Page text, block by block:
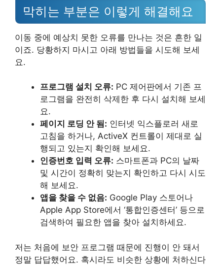
막히는 부분은 이렇게 해결해요
이동 중에 예상치 못한 오류를 만나는 것은 흔한 일
이죠. 당황하지 마시고 아래 방법들을 시도해 보세
요.
프로그램 설치 오류: PC 제어판에서 기존 프
로그램을 완전히 삭제한 후 다시 설치해 보세
요.
페이지 로딩 안 됨: 인터넷 익스플로러 새로
고침을 하거나, ActiveX 컨트롤이 제대로 실
행되고 있는지 확인해 보세요.
인증번호 입력 오류: 스마트폰과 PC의 날짜
및 시간이 정확히 맞는지 확인하고 다시 시도
해 보세요.
앱을 찾을 수 없음: Google Play 스토어나
Apple App Store에서 ‘통합인증센터’ 등으로
검색하여 필요한 앱을 찾아 설치하세요.
저는 처음에 보안 프로그램 때문에 진행이 안 돼서
정말 답답했어요. 혹시라도 비슷한 상황에 처하신다